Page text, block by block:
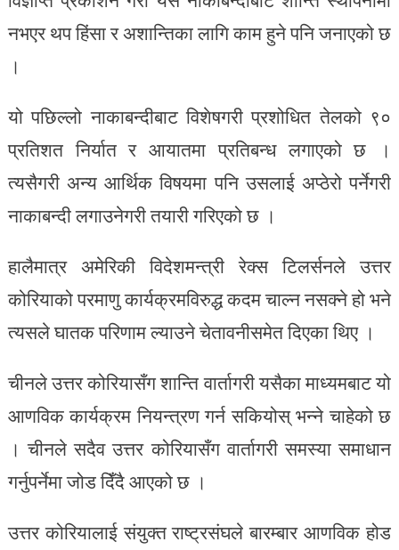
नभएर थप हिंसा र अशान्तिका लागि काम हुने पनि जनाएको छ
।
यो पछिल्लो नाकाबन्दीबाट विशेषगरी प्रशोधित तेलको ९०
प्रतिशत निर्यात र आयातमा प्रतिबन्ध लगाएको छ ।
त्यसैगरी अन्य आर्थिक विषयमा पनि उसलाई अप्ठेरो पर्नेगरी
नाकाबन्दी लगाउनेगरी तयारी गरिएको छ ।
हालैमात्र अमेरिकी विदेशमन्त्री रेक्स टिलर्सनले उत्तर
कोरियाको परमाणु कार्यक्रमविरुद्ध कदम चाल्न नसक्ने हो भने
त्यसले घातक परिणाम ल्याउने चेतावनीसमेत दिएका थिए ।
चीनले उत्तर कोरियासँग शान्ति वार्तागरी यसैका माध्यमबाट यो
आणविक कार्यक्रम नियन्त्रण गर्न सकियोस् भन्ने चाहेको छ
। चीनले सदैव उत्तर कोरियासँग वार्तागरी समस्या समाधान
गर्नुपर्नेमा जोड दिँदै आएको छ ।
उत्तर कोरियालाई संयुक्त राष्ट्रसंघले बारम्बार आणविक होड